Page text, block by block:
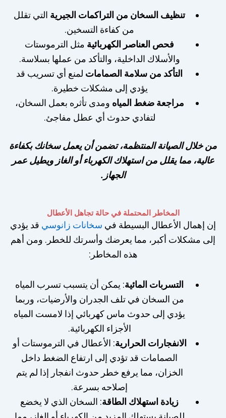
تنظيف السخان من التراكمات الجيرية التي تقلل
من كفاءة التسخين.
فحص العناصر الكهربائية مثل الترموستات
والأسلاك الداخلية، والتأكد من عملها بسلاسة.
التأكد من سلامة الصمامات لمنع أي تسريب قد
يؤدي إلى مشكلات خطيرة.
مراجعة ضغط المياه ومدى تأثره بعمل السخان،
لتفادي حدوث أي عطل مفاجئ.
من خلال الصيانة المنتظمة، تضمن أن يعمل سخانك بكفاءة
عالية، مما يقلل من استهلاك الكهرباء أو الغاز ويطيل عمر
الجهاز.
المخاطر المحتملة في حالة تجاهل الأعطال
إن إهمال الأعطال البسيطة في سخانات زانوسي قد يؤدي
إلى مشكلات أكبر، مما يعرضك وأسرتك للخطر. ومن أهم
هذه المخاطر:
التسربات المائية: يمكن أن يتسبب تسرب المياه
من السخان في تلف الجدران والأرضيات، وربما
يؤدي إلى حدوث ماس كهربائي إذا لامست المياه
الأجزاء الكهربائية.
الانفجارات الحرارية: الأعطال في الترموستات أو
الصمامات قد تؤدي إلى ارتفاع الضغط داخل
الخزان، مما يرفع خطر حدوث انفجار إذا لم يتم
إصلاحه بسرعة.
زيادة استهلاك الطاقة: السخان الذي لا يخضع